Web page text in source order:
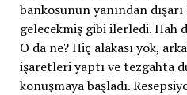
bankosunun yanından dışarı
gelecekmiş gibi ilerledi. Hah
O da ne? Hiç alakası yok,
işaretleri yaptı ve tezgahta
konuşmaya başladı.